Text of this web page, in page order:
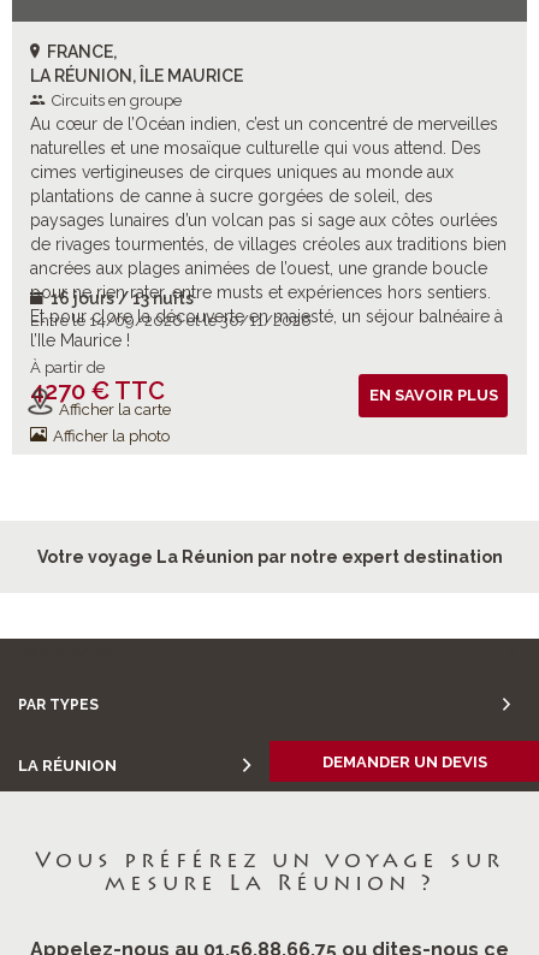
FRANCE,
LA RÉUNION, ÎLE MAURICE
Circuits en groupe
Au cœur de l’Océan indien, c’est un concentré de merveilles
naturelles et une mosaïque culturelle qui vous attend. Des
cimes vertigineuses de cirques uniques au monde aux
plantations de canne à sucre gorgées de soleil, des
paysages lunaires d’un volcan pas si sage aux côtes ourlées
de rivages tourmentés, de villages créoles aux traditions bien
ancrées aux plages animées de l’ouest, une grande boucle
pour ne rien rater, entre musts et expériences hors sentiers.
Et pour clore la découverte en majesté, un séjour balnéaire à
l’Ile Maurice !
16 jours / 13 nuits
Entre le 14/09/2026 et le 30/11/2026
À partir de
4270 € TTC
Vols inclus
Afficher la carte
Afficher la photo
EN SAVOIR PLUS
Votre voyage La Réunion par notre expert destination
PAR TYPES
LA RÉUNION DEMANDER UN DEVIS
Vous préférez un voyage sur
mesure La Réunion ?
Appelez-nous au 01.56.88.66.75 ou dites-nous ce